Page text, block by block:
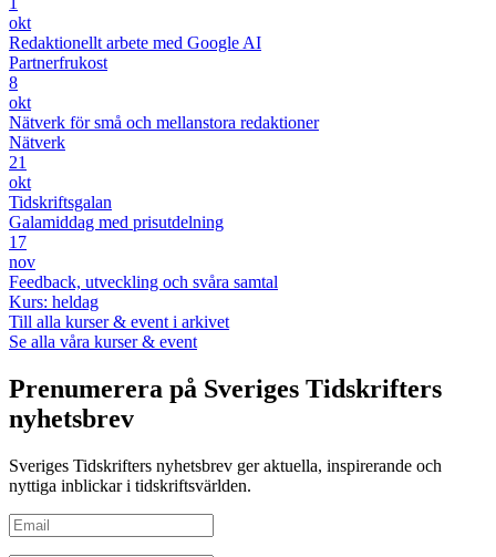
okt
Redaktionellt arbete med Google AI
Partnerfrukost
8
okt
Nätverk för små och mellanstora redaktioner
Nätverk
21
okt
Tidskriftsgalan
Galamiddag med prisutdelning
17
nov
Feedback, utveckling och svåra samtal
Kurs: heldag
Till alla kurser & event i arkivet
Se alla våra kurser & event
Prenumerera på Sveriges Tidskrifters
nyhetsbrev
Sveriges Tidskrifters nyhetsbrev ger aktuella, inspirerande och
nyttiga inblickar i tidskriftsvärlden.